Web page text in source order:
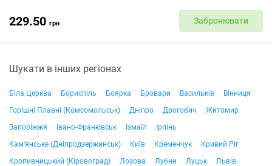
229.50 грн Забронювати
Шукати в інших регіонах
Біла Церква Бориспіль Боярка Бровари Васильків
Вінниця
Горішні Плавні (Комсомольськ)
Дніпро Дрогобич
Житомир
Запоріжжя
Івано-Франківськ Ізмаїл
Ірпінь
Кам'янське (Дніпродзержинськ)
Київ Кременчук
Кривий Ріг
Кропивницький (Кіровоград)
Лозова Лубни Луцьк
Львів